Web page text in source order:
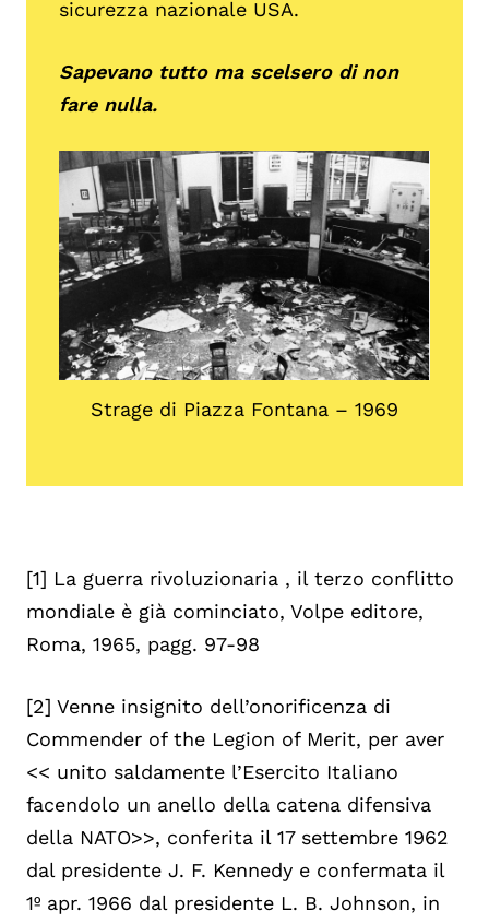
sicurezza nazionale USA.
Sapevano tutto ma scelsero di non
fare nulla.
Strage di Piazza Fontana – 1969
[1] La guerra rivoluzionaria , il terzo conflitto
mondiale è già cominciato, Volpe editore,
Roma, 1965, pagg. 97-98
[2] Venne insignito dell’onorificenza di
Commender of the Legion of Merit, per aver
<< unito saldamente l’Esercito Italiano
facendolo un anello della catena difensiva
della NATO>>, conferita il 17 settembre 1962
dal presidente J. F. Kennedy e confermata il
1º apr. 1966 dal presidente L. B. Johnson, in